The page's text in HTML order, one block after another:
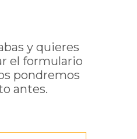
y quieres
el formulario
pondremos
antes.